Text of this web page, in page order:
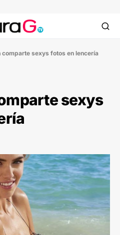
comparte sexys fotos en lencería
sexys